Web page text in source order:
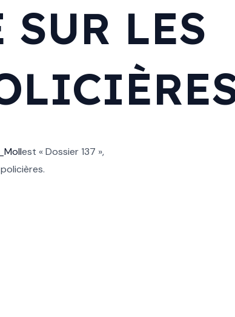
SUR LES
est « Dossier 137 »,